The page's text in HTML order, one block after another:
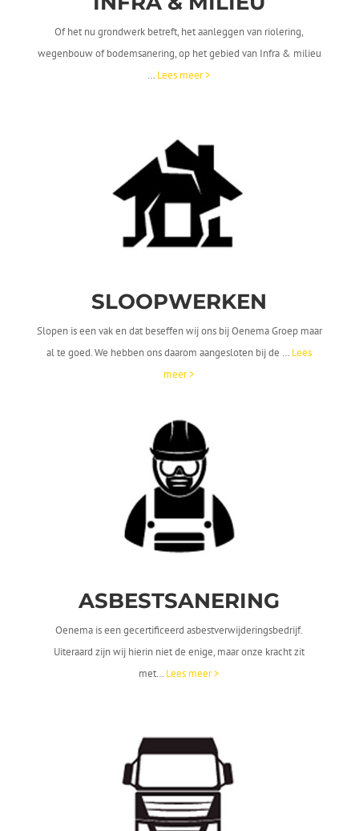
Of het nu grondwerk betreft, het aanleggen van riolering,
wegenbouw of bodemsanering, op het gebied van Infra & milieu
… Lees meer >
SLOOPWERKEN
Slopen is een vak en dat beseffen wij ons bij Oenema Groep maar
al te goed. We hebben ons daarom aangesloten bij de … Lees
meer >
ASBESTSANERING
Oenema is een gecertificeerd asbestverwijderingsbedrijf.
Uiteraard zijn wij hierin niet de enige, maar onze kracht zit
met… Lees meer >